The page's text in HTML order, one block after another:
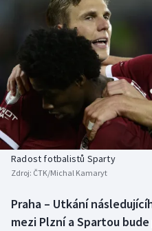
DALŠÍ SPORTY
Americký fotbal
Baseball a softbal
Biatlon
Box
Soutěže
Historické návraty
Aplikace ČT sport
Radost fotbalistů Sparty
Zdroj: ČTK/Michal Kamaryt
Praha – Utkání
mezi Plzní a Spartou